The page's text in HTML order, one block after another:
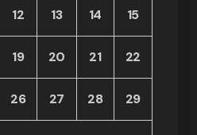
12 13 14 15
19 20 21 22
26 27 28 29